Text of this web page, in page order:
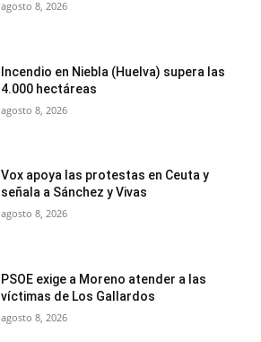
agosto 8, 2026
Incendio en Niebla (Huelva) supera las
4.000 hectáreas
agosto 8, 2026
Vox apoya las protestas en Ceuta y
señala a Sánchez y Vivas
agosto 8, 2026
PSOE exige a Moreno atender a las
víctimas de Los Gallardos
agosto 8, 2026